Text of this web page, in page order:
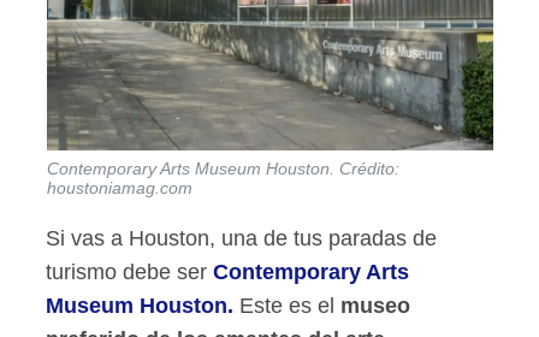
Contemporary Arts Museum Houston. Crédito:
houstoniamag.com
Si vas a Houston, una de tus paradas de
turismo debe serContemporary Arts
Museum Houston. Este es el museo